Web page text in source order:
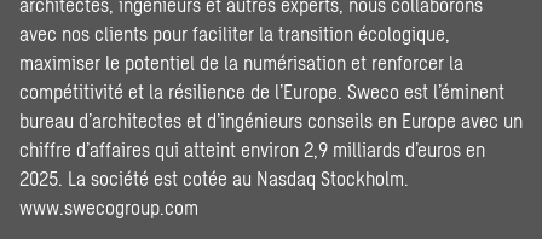
avec nos clients pour faciliter la transition écologique,
maximiser le potentiel de la numérisation et renforcer la
compétitivité et la résilience de l’Europe. Sweco est l’éminent
bureau d’architectes et d’ingénieurs conseils en Europe avec un
chiffre d’affaires qui atteint environ 2,9 milliards d’euros en
2025. La société est cotée au Nasdaq Stockholm.
www.swecogroup.com